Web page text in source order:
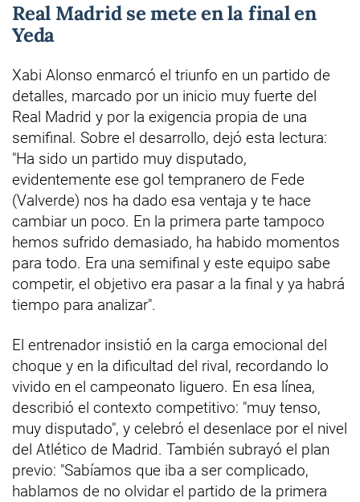
Real Madrid se mete en la final en
Yeda
Xabi Alonso enmarcó el triunfo en un partido de
detalles, marcado por un inicio muy fuerte del
Real Madrid y por la exigencia propia de una
semifinal. Sobre el desarrollo, dejó esta lectura:
"Ha sido un partido muy disputado,
evidentemente ese gol tempranero de Fede
(Valverde) nos ha dado esa ventaja y te hace
cambiar un poco. En la primera parte tampoco
hemos sufrido demasiado, ha habido momentos
para todo. Era una semifinal y este equipo sabe
competir, el objetivo era pasar a la final y ya habrá
tiempo para analizar".
El entrenador insistió en la carga emocional del
choque y en la dificultad del rival, recordando lo
vivido en el campeonato liguero. En esa línea,
describió el contexto competitivo: "muy tenso,
muy disputado", y celebró el desenlace por el nivel
del Atlético de Madrid. También subrayó el plan
previo: "Sabíamos que iba a ser complicado,
hablamos de no olvidar el partido de la primera